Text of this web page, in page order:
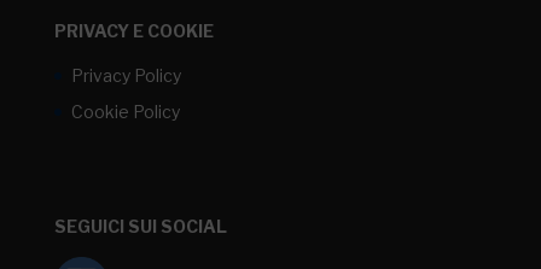
PRIVACY E COOKIE
Privacy Policy
Cookie Policy
SEGUICI SUI SOCIAL